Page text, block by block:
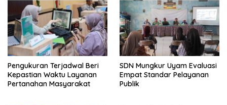
Pengukuran Terjadwal Beri
Kepastian Waktu Layanan
Pertanahan Masyarakat
SDN Mungkur Uyam Evaluasi
Empat Standar Pelayanan
Publik